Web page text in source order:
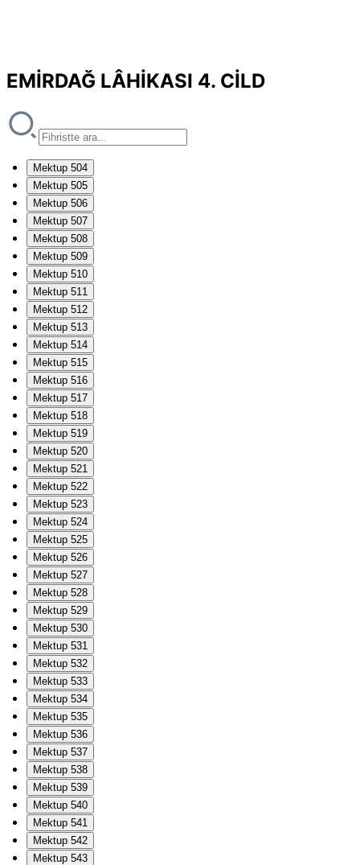
EMİRDAĞ LÂHİKASI 4. CİLD
Mektup 504
Mektup 505
Mektup 506
Mektup 507
Mektup 508
Mektup 509
Mektup 510
Mektup 511
Mektup 512
Mektup 513
Mektup 514
Mektup 515
Mektup 516
Mektup 517
Mektup 518
Mektup 519
Mektup 520
Mektup 521
Mektup 522
Mektup 523
Mektup 524
Mektup 525
Mektup 526
Mektup 527
Mektup 528
Mektup 529
Mektup 530
Mektup 531
Mektup 532
Mektup 533
Mektup 534
Mektup 535
Mektup 536
Mektup 537
Mektup 538
Mektup 539
Mektup 540
Mektup 541
Mektup 542
Mektup 543